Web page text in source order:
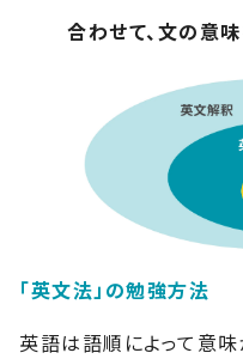
合わせて、文の意
「英文法」の勉強方法
英語は語順によって意